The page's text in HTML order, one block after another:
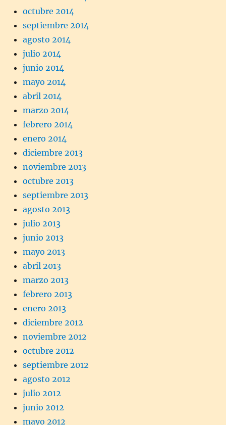
octubre 2014
septiembre 2014
agosto 2014
julio 2014
junio 2014
mayo 2014
abril 2014
marzo 2014
febrero 2014
enero 2014
diciembre 2013
noviembre 2013
octubre 2013
septiembre 2013
agosto 2013
julio 2013
junio 2013
mayo 2013
abril 2013
marzo 2013
febrero 2013
enero 2013
diciembre 2012
noviembre 2012
octubre 2012
septiembre 2012
agosto 2012
julio 2012
junio 2012
mayo 2012